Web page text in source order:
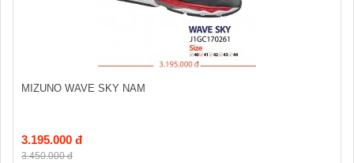
MIZUNO WAVE SKY NAM
3.195.000 đ
3.450.000 đ